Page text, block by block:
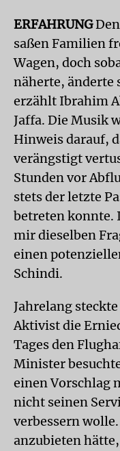
ERFAHRUNG
saßen Familien
Wagen, doch
näherte, änderte
erzählt Ibrahim
Jaffa. Die Musik
Hinweis darauf,
verängstigt
Stunden vor
stets der letzte
betreten konnte.
mir dieselben
einen
Schindi.
Jahrelang
Aktivist die
Tages den
Minister
einen Vorschlag
nicht seinen
verbessern
anzubieten